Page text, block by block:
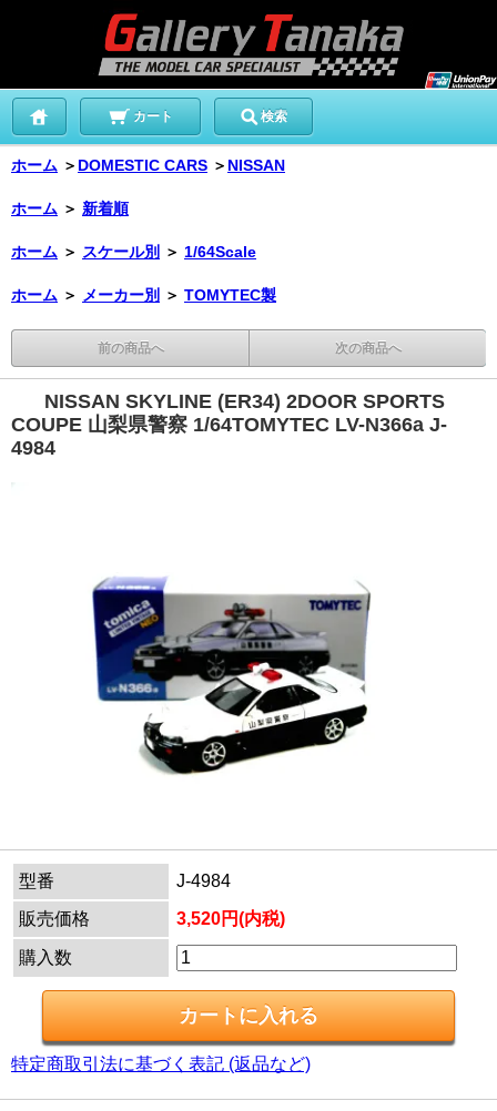
カート 検索
ホーム ＞ DOMESTIC CARS ＞ NISSAN
ホーム ＞ 新着順
ホーム ＞ スケール別 ＞ 1/64Scale
ホーム ＞ メーカー別 ＞ TOMYTEC製
前の商品へ 次の商品へ
NISSAN SKYLINE (ER34) 2DOOR SPORTS
COUPE 山梨県警察 1/64TOMYTEC LV-N366a J-
4984
型番
J-4984
販売価格
3,520円(内税)
購入数
特定商取引法に基づく表記 (返品など)